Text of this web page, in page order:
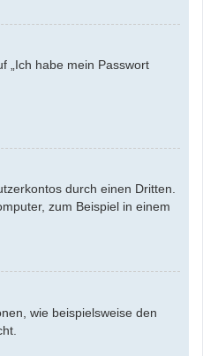
„Ich habe mein Passwort
durch einen Dritten.
zum Beispiel in einem
wie beispielsweise den